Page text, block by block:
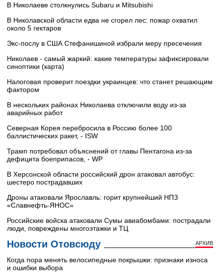
В Николаеве столкнулись Subaru и Mitsubishi
В Николавской области едва не сгорел лес: пожар охватил
около 5 гектаров
Экс-послу в США Стефанишиной избрали меру пресечения
Николаев - самый жаркий: какие температуры зафиксировали
синоптики (карта)
Налоговая проверит поездки украинцев: что станет решающим
фактором
В нескольких районах Николаева отключили воду из-за
аварийных работ
Северная Корея перебросила в Россию более 100
баллистических ракет, - ISW
Трамп потребовал объяснений от главы Пентагона из-за
дефицита боеприпасов, - WP
В Херсонской области российский дрон атаковал автобус:
шестеро пострадавших
Дроны атаковали Ярославль: горит крупнейший НПЗ
«Славнефть‑ЯНОС»
Российские войска атаковали Сумы авиабомбами: пострадали
люди, повреждены многоэтажки и ТЦ
Новости Отовсюду АРХИВ
Когда пора менять велосипедные покрышки: признаки износа
и ошибки выбора